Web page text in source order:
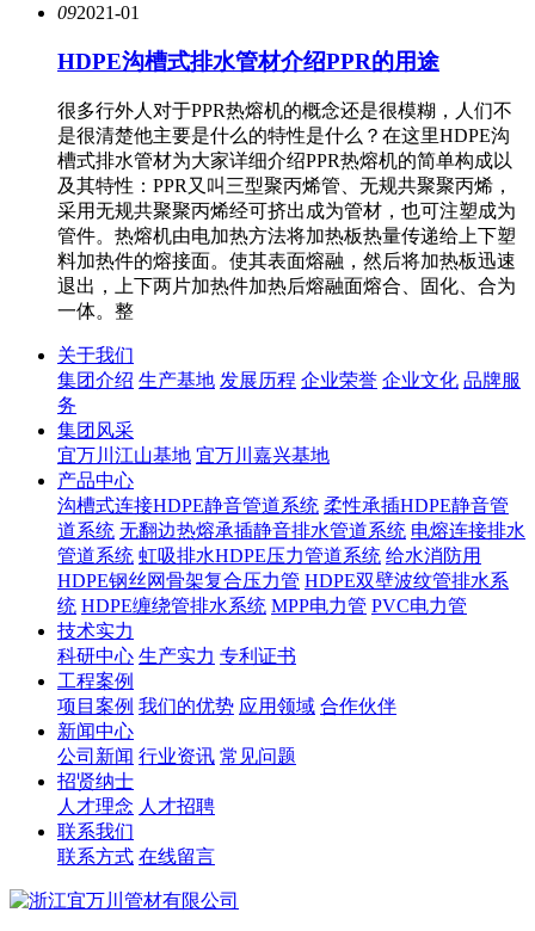
092021-01
HDPE沟槽式排水管材介绍PPR的用途
很多行外人对于PPR热熔机的概念还是很模糊，人们不
是很清楚他主要是什么的特性是什么？在这里HDPE沟
槽式排水管材为大家详细介绍PPR热熔机的简单构成以
及其特性：PPR又叫三型聚丙烯管、无规共聚聚丙烯，
采用无规共聚聚丙烯经可挤出成为管材，也可注塑成为
管件。热熔机由电加热方法将加热板热量传递给上下塑
料加热件的熔接面。使其表面熔融，然后将加热板迅速
退出，上下两片加热件加热后熔融面熔合、固化、合为
一体。整
关于我们
集团介绍 生产基地 发展历程 企业荣誉 企业文化 品牌服
务
集团风采
宜万川江山基地 宜万川嘉兴基地
产品中心
沟槽式连接HDPE静音管道系统 柔性承插HDPE静音管
道系统 无翻边热熔承插静音排水管道系统 电熔连接排水
管道系统 虹吸排水HDPE压力管道系统 给水消防用
HDPE钢丝网骨架复合压力管 HDPE双壁波纹管排水系
统 HDPE缠绕管排水系统 MPP电力管 PVC电力管
技术实力
科研中心 生产实力 专利证书
工程案例
项目案例 我们的优势 应用领域 合作伙伴
新闻中心
公司新闻 行业资讯 常见问题
招贤纳士
人才理念 人才招聘
联系我们
联系方式 在线留言